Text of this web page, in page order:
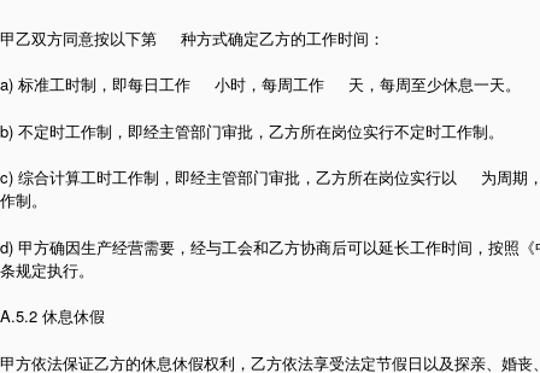
甲乙双方同意按以下第 种方式确定乙方的工作时间：
a) 标准工时制，即每日工作 小时，每周工作 天，每周至少休息一天。
b) 不定时工作制，即经主管部门审批，乙方所在岗位实行不定时工作制。
c) 综合计算工时工作制，即经主管部门审批，乙方所在岗位实行以 为周
作制。
d) 甲方确因生产经营需要，经与工会和乙方协商后可以延长工作时间，按照
条规定执行。
A.5.2 休息休假
甲方依法保证乙方的休息休假权利，乙方依法享受法定节假日以及探亲、婚